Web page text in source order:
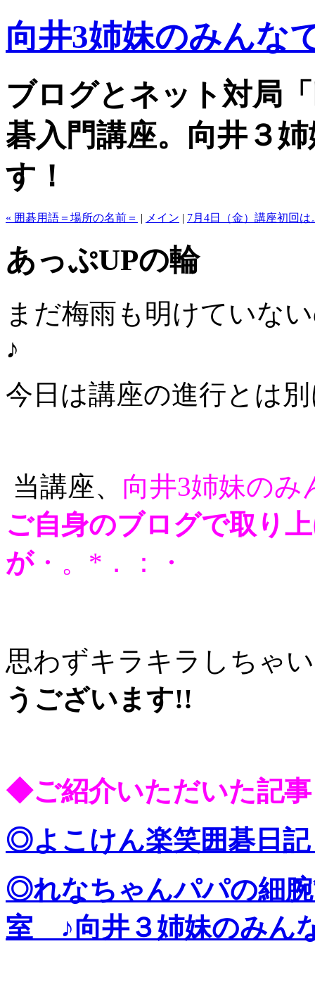
向井3姉妹のみんな
ブログとネット対局
碁入門講座。向井３
す！
« 囲碁用語＝場所の名前＝ | メイン | 7月4日（金）講座初回は
あっぷUPの輪
まだ梅雨も明けていな
♪
今日は講座の進行とは
当講座、 向井3姉妹のみ
ご自身のブログで取り
が・。*．：・
思わずキラキラしちゃ
うございます!!
◆ご紹介いただいた記事
◎よこけん楽笑囲碁日
◎れなちゃんパパの細
室 ♪向井３姉妹のみん